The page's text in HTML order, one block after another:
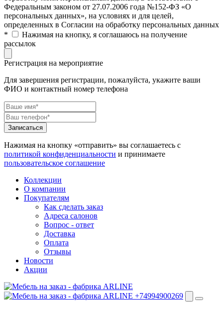
Федеральным законом от 27.07.2006 года №152-ФЗ «О
персональных данных», на условиях и для целей,
определенных в Согласии на обработку персональных данных
*
Нажимая на кнопку, я соглашаюсь на получение
рассылок
Регистрация на мероприятие
Для завершения регистрации, пожалуйста, укажите ваши
ФИО и контактный номер телефона
Нажимая на кнопку «отправить» вы соглашаетесь с
политикой конфиденциальности и принимаете
пользовательское соглашение
Коллекции
О компании
Покупателям
Как сделать заказ
Адреса салонов
Вопрос - ответ
Доставка
Оплата
Отзывы
Новости
Акции
+74994900269